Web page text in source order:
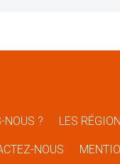
NOUS ? LES
NOUS